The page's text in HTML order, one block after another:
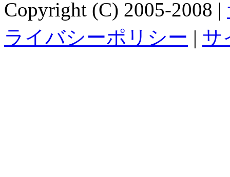
Copyright (C) 2005-2008 |
ライバシーポリシー | サ